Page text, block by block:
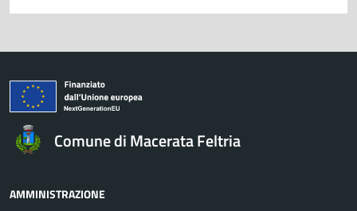
Comune di Macerata Feltria
AMMINISTRAZIONE